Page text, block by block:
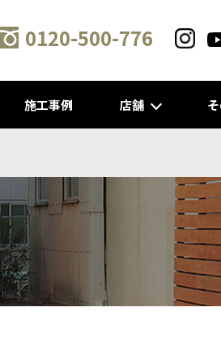
0120-500-776
施工事例 店舗